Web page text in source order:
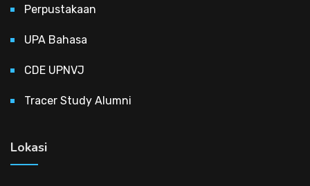
Perpustakaan
UPA Bahasa
CDE UPNVJ
Tracer Study Alumni
Lokasi